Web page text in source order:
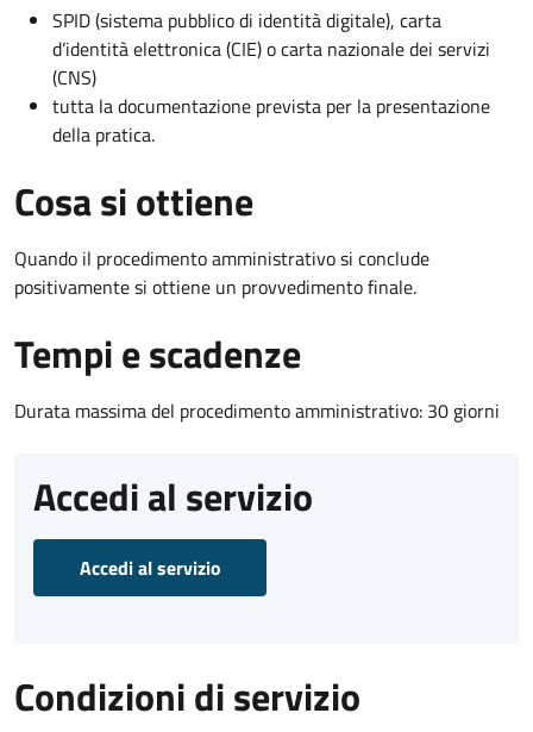
SPID (sistema pubblico di identità digitale), carta
d’identità elettronica (CIE) o carta nazionale dei servizi
(CNS)
tutta la documentazione prevista per la presentazione
della pratica.
Cosa si ottiene
Quando il procedimento amministrativo si conclude
positivamente si ottiene un provvedimento finale.
Tempi e scadenze
Durata massima del procedimento amministrativo: 30 giorni
Accedi al servizio
Accedi al servizio
Condizioni di servizio